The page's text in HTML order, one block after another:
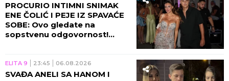
PROCURIO INTIMNI SNIMAK
ENE ČOLIĆ I PEJE IZ SPAVAĆE
SOBE: Ovo gledate na
sopstvenu odgovornost!
ELITA 9 23:45 06.08.2026
SVAĐA ANELI SA HANOM I